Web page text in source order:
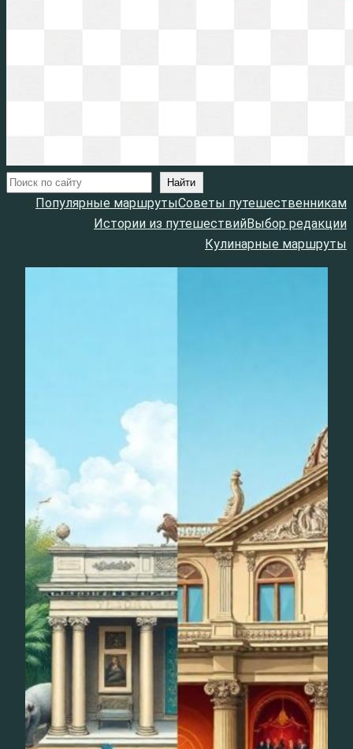
Поиск Найти
Популярные маршрутыСоветы путешественникам
Истории из путешествийВыбор редакции
Кулинарные маршруты